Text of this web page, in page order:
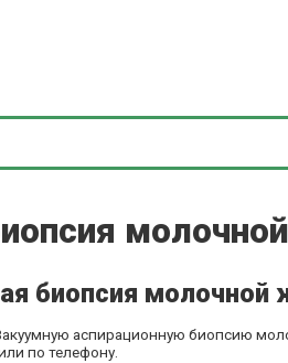
биопсия
аспирационную биопсию
по телефону.